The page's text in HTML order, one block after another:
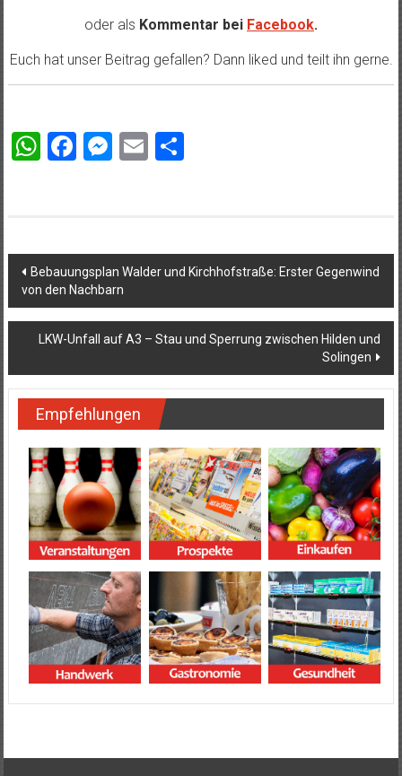
oder als Kommentar bei Facebook.
Euch hat unser Beitrag gefallen? Dann liked und teilt ihn gerne.
WhatsApp
Facebook
Messenger
Email
Beitragsnavigation
Bebauungsplan Walder und Kirchhofstraße: Erster Gegenwind
von den Nachbarn
LKW-Unfall auf A3 – Stau und Sperrung zwischen Hilden und
Solingen
Empfehlungen